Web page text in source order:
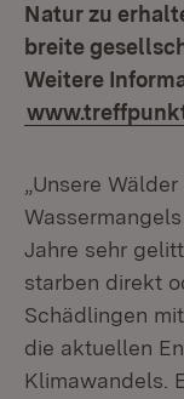
Natur zu
breite
Weitere
„Unsere
Jahre sehr
starben direkt
Schädlingen
die aktuellen
Klimawandels.